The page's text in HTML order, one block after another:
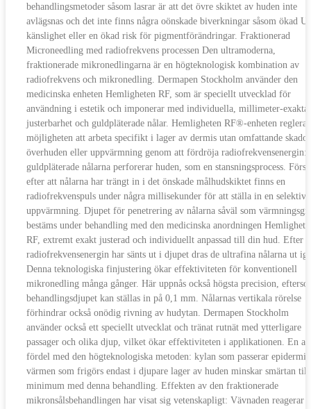
behandlingsmetoder såsom lasrar är att det övre skiktet av huden inte
avlägsnas och det inte finns några oönskade biverkningar såsom ökad
känslighet eller en ökad risk för pigmentförändringar. Fraktionerad
Microneedling med radiofrekvens processen Den ultramoderna,
fraktionerade mikronedlingarna är en högteknologisk kombination av
radiofrekvens och mikronedling. Dermapen Stockholm använder den
medicinska enheten Hemligheten RF, som är speciellt utvecklad för
användning i estetik och imponerar med individuella, millimeter-exakta
justerbarhet och guldpläterade nålar. Hemligheten RF®-enheten reglerar
möjligheten att arbeta specifikt i lager av dermis utan omfattande
överhuden eller uppvärmning genom att fördröja radiofrekvensenergin:
guldpläterade nålarna perforerar huden, som en stansningsprocess. Först
efter att nålarna har trängt in i det önskade målhudskiktet finns en
radiofrekvenspuls under några millisekunder för att ställa in en selektiv
uppvärmning. Djupet för penetrering av nålarna såväl som
bestäms under behandling med den medicinska anordningen
RF, extremt exakt justerad och individuellt anpassad till din hud. Efter
radiofrekvensenergin har sänts ut i djupet dras de ultrafina nålarna ut
Denna teknologiska finjustering ökar effektiviteten för konventionell
mikronedling många gånger. Här uppnås också högsta precision,
behandlingsdjupet kan ställas in på 0,1 mm. Nålarnas vertikala rörelse
förhindrar också onödig rivning av hudytan. Dermapen Stockholm
använder också ett speciellt utvecklat och tränat rutnät med ytterligare
passager och olika djup, vilket ökar effektiviteten i applikationen. En
fördel med den högteknologiska metoden: kylan som passerar
värmen som frigörs endast i djupare lager av huden minskar smärtan
minimum med denna behandling. Effekten av den fraktionerade
mikronsålsbehandlingen har visat sig vetenskapligt: Vävnaden reagerar